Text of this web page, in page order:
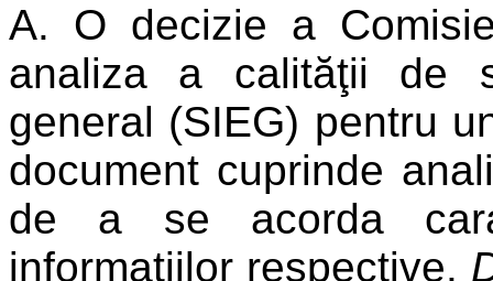
A. O decizie a
analiza a calităţii de
general (SIEG) pentru
document cuprinde
de a se acorda
informaţiilor respective.